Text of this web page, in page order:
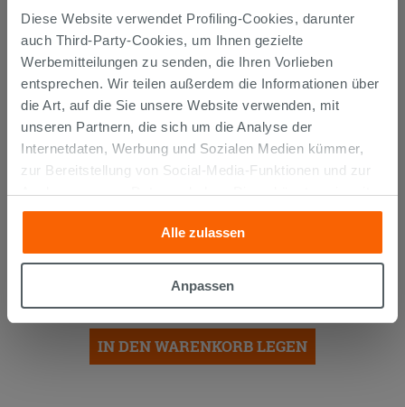
Diese Website verwendet Profiling-Cookies, darunter
auch Third-Party-Cookies, um Ihnen gezielte
Werbemitteilungen zu senden, die Ihren Vorlieben
entsprechen. Wir teilen außerdem die Informationen über
die Art, auf die Sie unsere Website verwenden, mit
unseren Partnern, die sich um die Analyse der
Internetdaten, Werbung und Sozialen Medien kümmer,
zur Bereitstellung von Social-Media-Funktionen und zur
Analyse unseres Datenverkehrs. Diese könnten sie mit
anderen Informationen, die Sie ihnen geliefert haben oder
die sie aufgrund Ihrer Verwendung ihrer Dienste
gesammelt haben, kombinieren. Falls Sie mehr wissen
möchten oder Ihre Zustimmung zu allen oder einigen
Zustimmung kann durch Klicken auf die Schaltfläche
„Cookies akzeptieren“ gegeben werden. Wenn Sie auf
die Schaltfläche "X" klicken, können Sie das Surfen erst
Alle zulassen
Anpassen
EINBAUWASCHBECKEN UNITOP
SMILE 91X46 cm HARZ WEISS
129,90 € /STK.
IN DEN WARENKORB LEGEN